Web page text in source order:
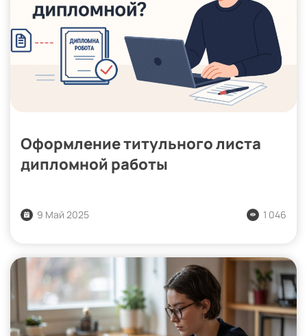
Оформление титульного листа
дипломной работы
9 Май 2025 1 046